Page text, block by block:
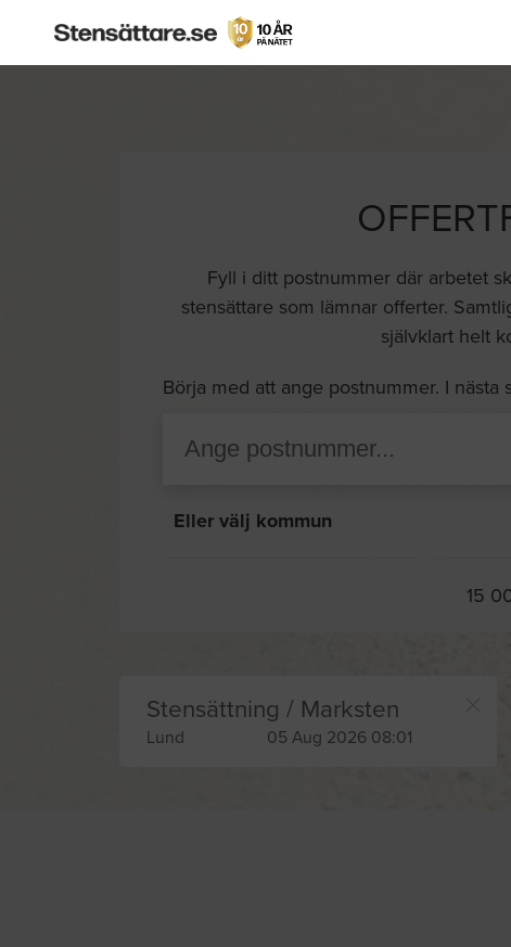
Fyll i ditt postnummer där arbetet
stensättare som lämnar offerter.
självklart helt
Börja med att ange postnummer. I
Eller välj kommun
15
Stensättning / Marksten
Lund 05 Aug 2026 08:01